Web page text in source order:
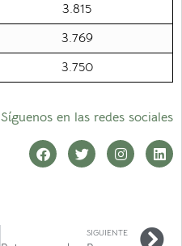
3.815
3.769
3.750
Síguenos en las redes sociales
SIGUIENTE